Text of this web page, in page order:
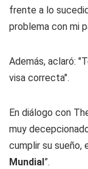
frente a lo
problema con mi
Además, aclaró:
visa correcta".
En diálogo con
muy
cumplir su sueño,
Mundial”.